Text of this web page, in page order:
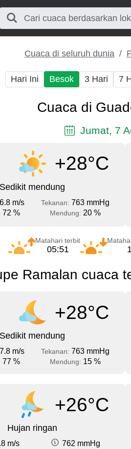
Cuaca di seluruh dunia
Hari Ini Besok 3 Hari 7
Cuaca di
Jumat, 7
+28°C
Sedikit mendung
m/s Tekanan: 763 mmHg
72 % Mendung: 20 %
Matahari terbit
05:51
Ramalan cuaca
+28°C
Sedikit mendung
m/s Tekanan: 763 mmHg
77 % Mendung: 15 %
+26°C
Hujan ringan
m/s
762 mmHg